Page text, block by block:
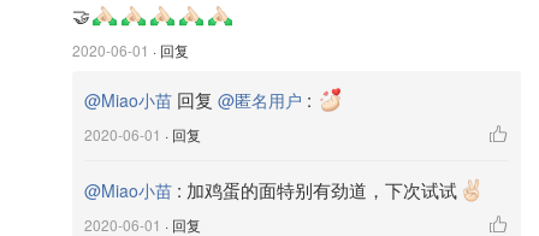
🤝
2020-06-01 · 回复
@Miao小苗 回复 @匿名用户 :
2020-06-01 · 回复
@Miao小苗 : 加鸡蛋的面特别有劲道，下次试试
2020-06-01 · 回复